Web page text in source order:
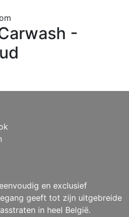
-
en exclusief
geeft tot zijn uitgebreide
in heel België.